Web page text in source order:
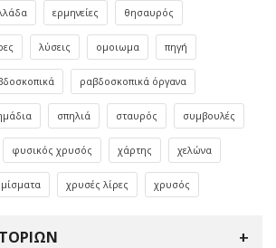
ερμηνείες θησαυρός
λύσεις ομοιωμα πηγή
ραβδοσκοπικά όργανα
σπηλιά σταυρός συμβουλές
φυσικός χρυσός χάρτης χελώνα
χρυσές λίρες χρυσός